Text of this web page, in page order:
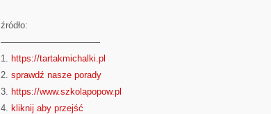
źródło:
———————————
1. https://tartakmichalki.pl
2. sprawdź nasze porady
3. https://www.szkolapopow.pl
4. kliknij aby przejść